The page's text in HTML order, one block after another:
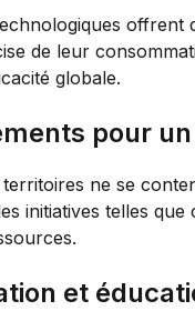
offrent
de leur
globale.
pour
territoires ne se
initiatives telles
et